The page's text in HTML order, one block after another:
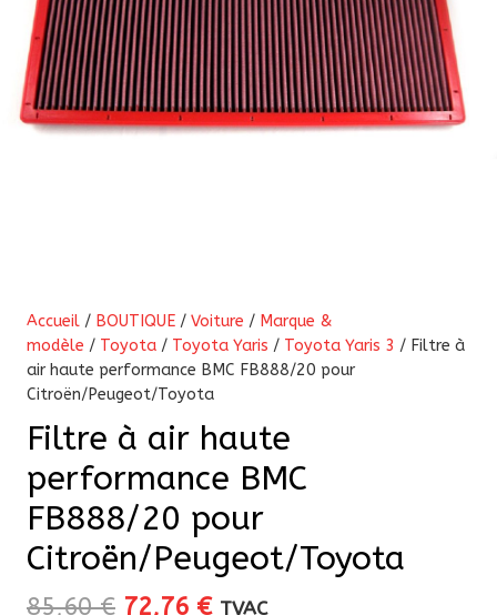
Accueil / BOUTIQUE / Voiture / Marque &
modèle / Toyota / Toyota Yaris / Toyota Yaris 3 / Filtre à
air haute performance BMC FB888/20 pour
Citroën/Peugeot/Toyota
Filtre à air haute
performance BMC
FB888/20 pour
Citroën/Peugeot/Toyota
85,60€ Le
72,76 €Le
TVAC